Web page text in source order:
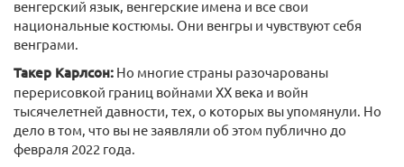
венгерский язык, венгерские имена и все свои
национальные костюмы. Они венгры и чувствуют себя
венграми.
Такер Карлсон: Но многие страны разочарованы
перерисовкой границ войнами XX века и войн
тысячелетней давности, тех, о которых вы упомянули. Но
дело в том, что вы не заявляли об этом публично до
февраля 2022 года.